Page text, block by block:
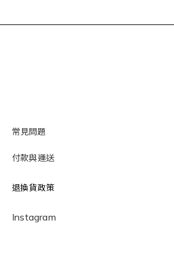
常見問題
付款與運送
退換貨政策
Instagram